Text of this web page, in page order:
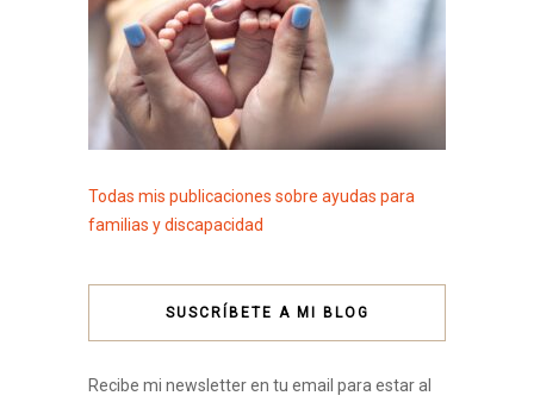
Todas mis publicaciones sobre ayudas para
familias y discapacidad
SUSCRÍBETE A MI BLOG
Recibe mi newsletter en tu email para estar al